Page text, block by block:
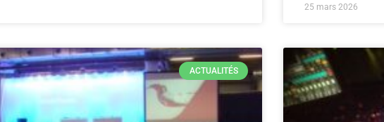
25 mars 2026
ACTUALITÉS